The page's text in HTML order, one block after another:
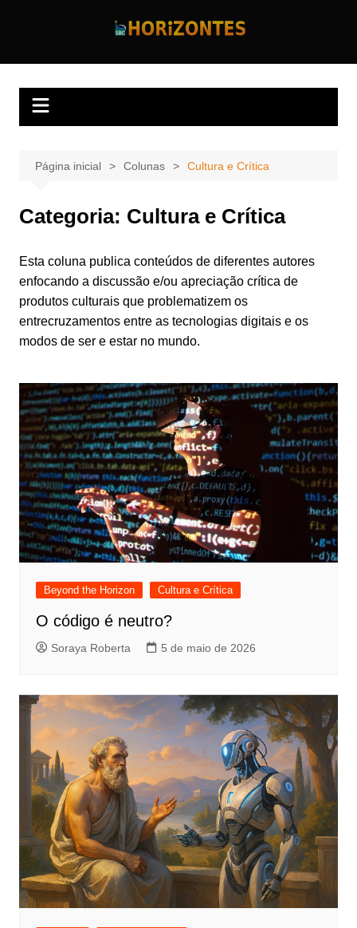
Horizontes
Página inicial Colunas Cultura e Crítica
Categoria: Cultura e Crítica
Esta coluna publica conteúdos de diferentes autores
enfocando a discussão e/ou apreciação crítica de
produtos culturais que problematizem os
entrecruzamentos entre as tecnologias digitais e os
modos de ser e estar no mundo.
Beyond the Horizon Cultura e Crítica
O código é neutro?
Soraya Roberta 5 de maio de 2026